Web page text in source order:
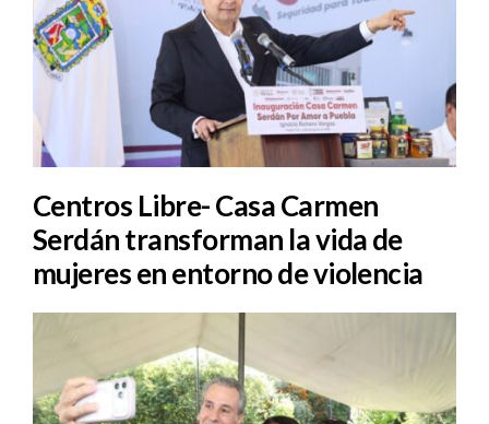
Centros Libre- Casa Carmen
Serdán transforman la vida de
mujeres en entorno de violencia